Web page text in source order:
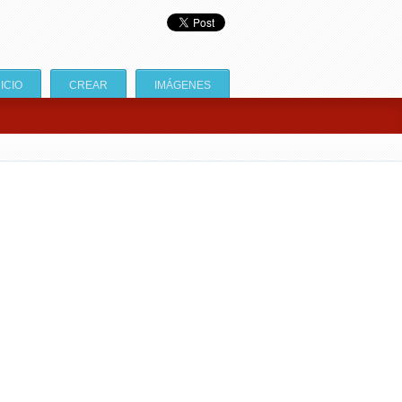
CREAR IMÁGENES